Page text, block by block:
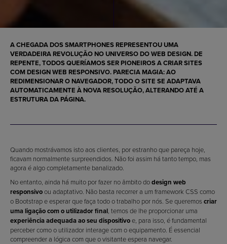
A CHEGADA DOS SMARTPHONES REPRESENTOU UMA
VERDADEIRA REVOLUÇÃO NO UNIVERSO DO WEB DESIGN. DE
REPENTE, TODOS QUERÍAMOS SER PIONEIROS A CRIAR SITES
COM DESIGN WEB RESPONSIVO. PARECIA MAGIA: AO
REDIMENSIONAR O NAVEGADOR, TODO O SITE SE ADAPTAVA
AUTOMATICAMENTE À NOVA RESOLUÇÃO, ALTERANDO ATÉ A
ESTRUTURA DA PÁGINA.
Quando mostrávamos isto aos clientes, por estranho que pareça hoje,
ficavam normalmente surpreendidos. Não foi assim há tanto tempo, mas
agora é algo completamente banalizado.
No entanto, ainda há muito por fazer no âmbito dodesign web
responsivoou adaptativo. Não basta recorrer a um framework CSS como
o Bootstrap e esperar que faça todo o trabalho por nós. Se queremos criar
uma ligação com o utilizador final , temos de lhe proporcionar uma
experiência adequada ao seu dispositivoe, para isso, é fundamental
perceber como o utilizador interage com o equipamento. É essencial
compreender a lógica com que o visitante espera navegar.